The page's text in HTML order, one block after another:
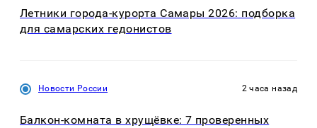
Летники города-курорта Самары 2026: подборка
для самарских гедонистов
Новости России 2 часа назад
Балкон-комната в хрущёвке: 7 проверенных